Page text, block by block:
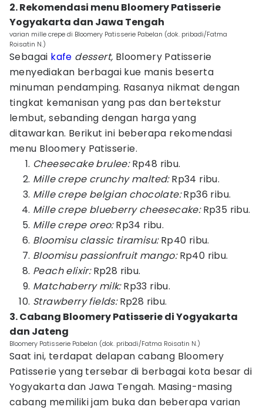
2. Rekomendasi menu Bloomery Patisserie
Yogyakarta dan Jawa Tengah
varian mille crepe di Bloomery Patisserie Pabelan (dok. pribadi/Fatma
Roisatin N.)
Sebagai kafe dessert, Bloomery Patisserie
menyediakan berbagai kue manis beserta
minuman pendamping. Rasanya nikmat dengan
tingkat kemanisan yang pas dan bertekstur
lembut, sebanding dengan harga yang
ditawarkan. Berikut ini beberapa rekomendasi
menu Bloomery Patisserie.
Cheesecake brulee:Rp48 ribu.
Mille crepe crunchy malted:Rp34 ribu.
Mille crepe belgian chocolate:Rp36 ribu.
Mille crepe blueberry cheesecake:Rp35 ribu.
Mille crepe oreo:Rp34 ribu.
Bloomisu classic tiramisu:Rp40 ribu.
Bloomisu passionfruit mango:Rp40 ribu.
Peach elixir:Rp28 ribu.
Matchaberry milk:Rp33 ribu.
Strawberry fields:Rp28 ribu.
3. Cabang Bloomery Patisserie di Yogyakarta
dan Jateng
Bloomery Patisserie Pabelan (dok. pribadi/Fatma Roisatin N.)
Saat ini, terdapat delapan cabang Bloomery
Patisserie yang tersebar di berbagai kota besar di
Yogyakarta dan Jawa Tengah. Masing-masing
cabang memiliki jam buka dan beberapa varian